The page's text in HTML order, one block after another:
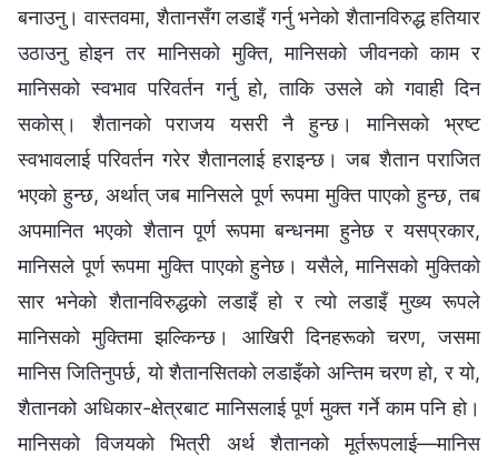
बनाउनु। वास्तवमा, शैतानसँग लडाइँ गर्नु भनेको शैतानविरुद्ध हतियार
उठाउनु होइन तर मानिसको मुक्ति, मानिसको जीवनको काम र
मानिसको स्वभाव परिवर्तन गर्नु हो, ताकि उसले को गवाही दिन
सकोस्। शैतानको पराजय यसरी नै हुन्छ। मानिसको भ्रष्ट
स्वभावलाई परिवर्तन गरेर शैतानलाई हराइन्छ। जब शैतान पराजित
भएको हुन्छ, अर्थात् जब मानिसले पूर्ण रूपमा मुक्ति पाएको हुन्छ, तब
अपमानित भएको शैतान पूर्ण रूपमा बन्धनमा हुनेछ र यसप्रकार,
मानिसले पूर्ण रूपमा मुक्ति पाएको हुनेछ। यसैले, मानिसको मुक्तिको
सार भनेको शैतानविरुद्धको लडाइँ हो र त्यो लडाइँ मुख्य रूपले
मानिसको मुक्तिमा झल्किन्छ। आखिरी दिनहरूको चरण, जसमा
मानिस जितिनुपर्छ, यो शैतानसितको लडाइँको अन्तिम चरण हो, र यो,
शैतानको अधिकार-क्षेत्रबाट मानिसलाई पूर्ण मुक्त गर्ने काम पनि हो।
मानिसको विजयको भित्री अर्थ शैतानको मूर्तरूपलाई—मानिस